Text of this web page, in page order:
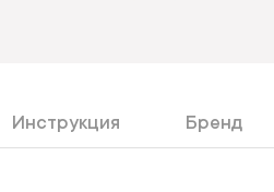
Инструкция Бренд